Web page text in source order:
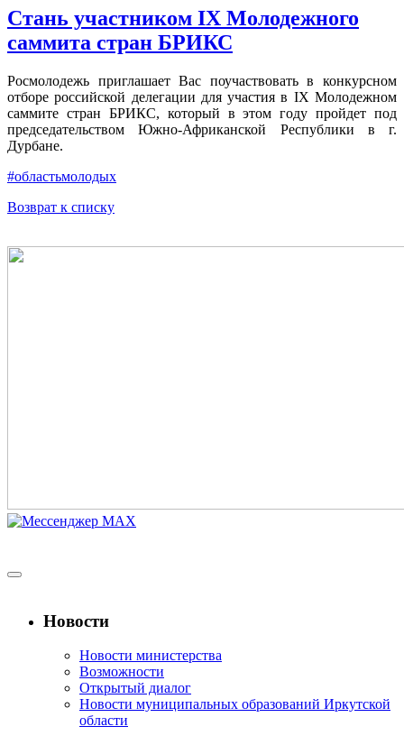
Стань участником IX Молодежного
саммита стран БРИКС
Росмолодежь приглашает Вас поучаствовать в конкурсном
отборе российской делегации для участия в IX Молодежном
саммите стран БРИКС, который в этом году пройдет под
председательством Южно-Африканской Республики в г.
Дурбане.
#областьмолодых
Возврат к списку
Новости
Новости министерства
Возможности
Открытый диалог
Новости муниципальных образований Иркутской
области